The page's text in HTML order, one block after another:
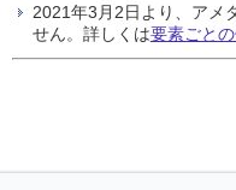
2021年3月2日より、アメ
せん。詳しくは要素ごと